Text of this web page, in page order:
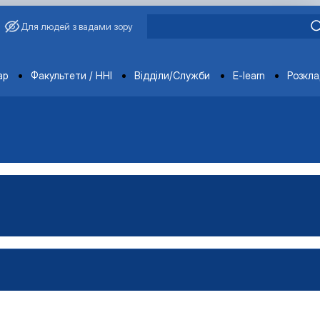
Для людей з вадами зору
Факультети / ННІ Відділи/Служби E-learn